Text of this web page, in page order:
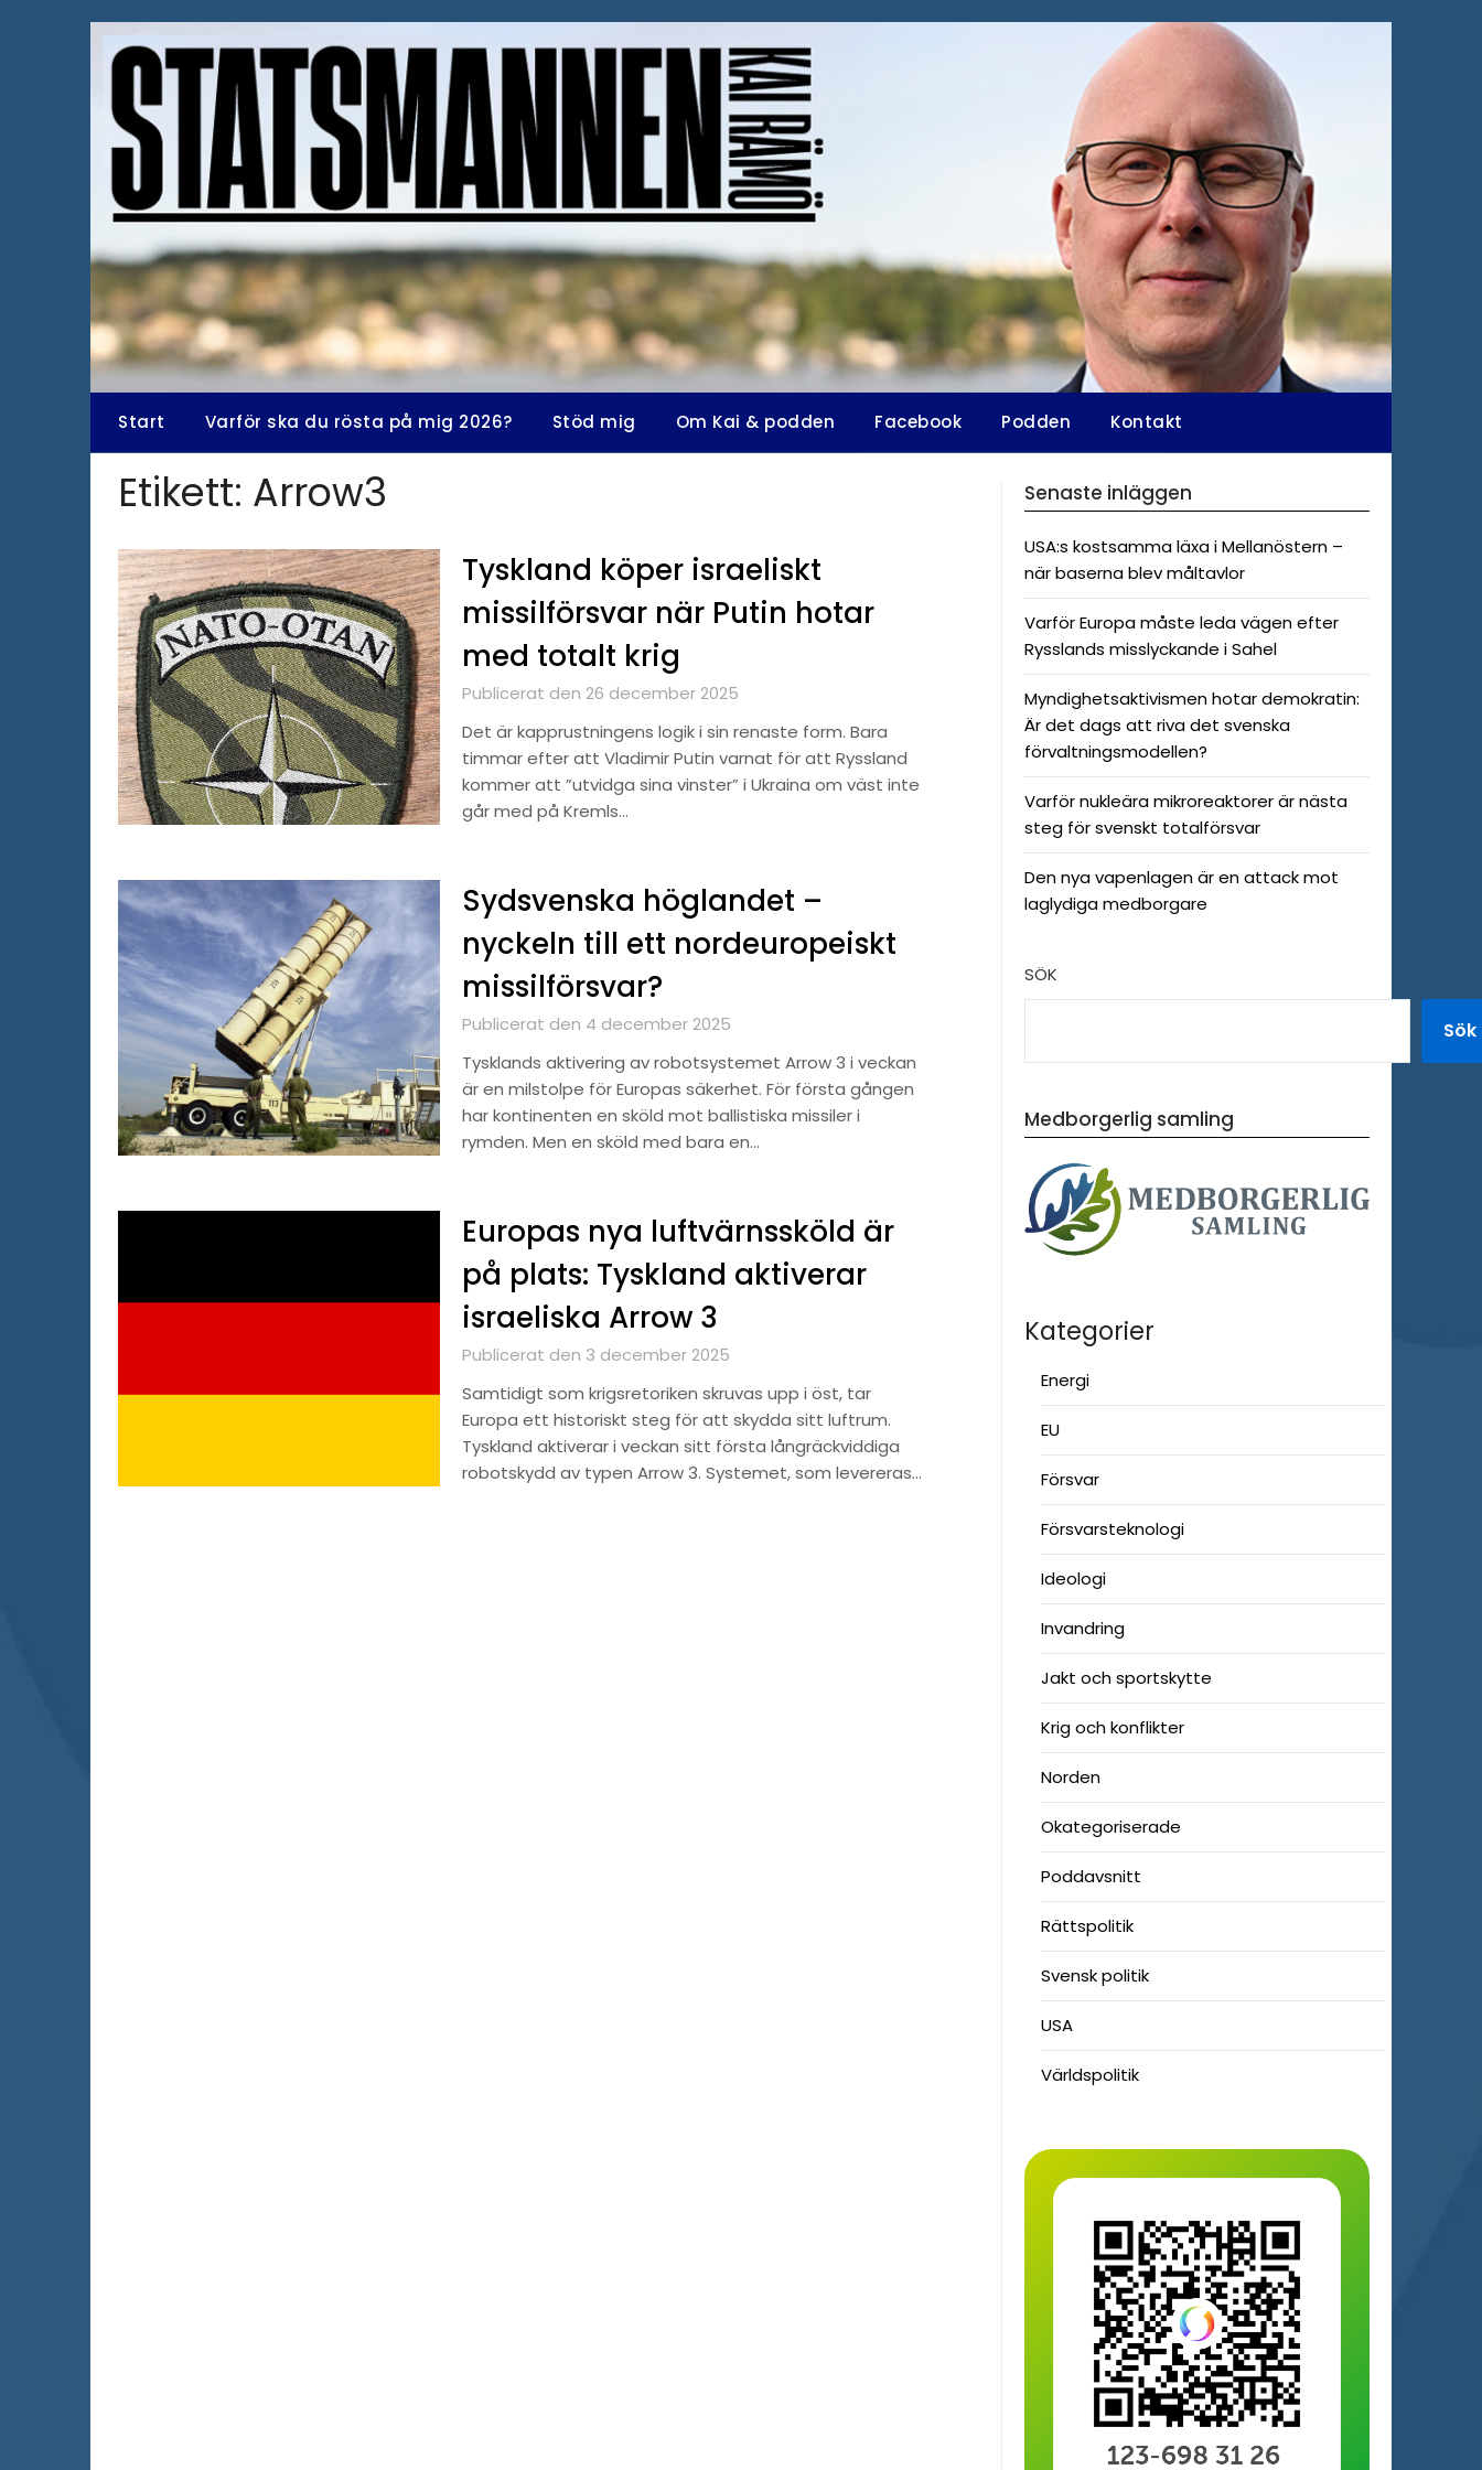
Start Varför ska du rösta på mig 2026? Stöd mig Om Kai & podden Facebook Podden Kontakt
Etikett: Arrow3
Tyskland köper israeliskt
missilförsvar när Putin hotar
med totalt krig
Publicerat den 26 december 2025
Det är kapprustningens logik i sin renaste form. Bara
timmar efter att Vladimir Putin varnat för att Ryssland
kommer att ”utvidga sina vinster” i Ukraina om väst inte
går med på Kremls…
Sydsvenska höglandet –
nyckeln till ett nordeuropeiskt
missilförsvar?
Publicerat den 4 december 2025
Tysklands aktivering av robotsystemet Arrow 3 i veckan
är en milstolpe för Europas säkerhet. För första gången
har kontinenten en sköld mot ballistiska missiler i
rymden. Men en sköld med bara en…
Europas nya luftvärnssköld är
på plats: Tyskland aktiverar
israeliska Arrow 3
Publicerat den 3 december 2025
Samtidigt som krigsretoriken skruvas upp i öst, tar
Europa ett historiskt steg för att skydda sitt luftrum.
Tyskland aktiverar i veckan sitt första långräckviddiga
robotskydd av typen Arrow 3. Systemet, som levereras…
Senaste inläggen
USA:s kostsamma läxa i Mellanöstern –
när baserna blev måltavlor
Varför Europa måste leda vägen efter
Rysslands misslyckande i Sahel
Myndighetsaktivismen hotar demokratin:
Är det dags att riva det svenska
förvaltningsmodellen?
Varför nukleära mikroreaktorer är nästa
steg för svenskt totalförsvar
Den nya vapenlagen är en attack mot
laglydiga medborgare
SÖK
Sök
Medborgerlig samling
Kategorier
Energi
EU
Försvar
Försvarsteknologi
Ideologi
Invandring
Jakt och sportskytte
Krig och konflikter
Norden
Okategoriserade
Poddavsnitt
Rättspolitik
Svensk politik
USA
Världspolitik